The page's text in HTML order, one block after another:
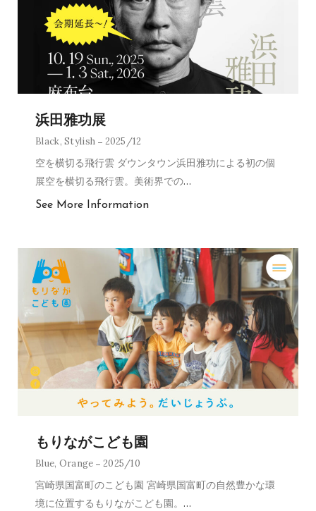
浜田雅功展
Black,Stylish 2025/12
空を横切る飛行雲 ダウンタウン浜田雅功による初の個
展空を横切る飛行雲。美術界での…
See More Information
もりながこども園
Blue, Orange 2025/10
宮崎県国富町のこども園 宮崎県国富町の自然豊かな環
境に位置するもりながこども園。 …